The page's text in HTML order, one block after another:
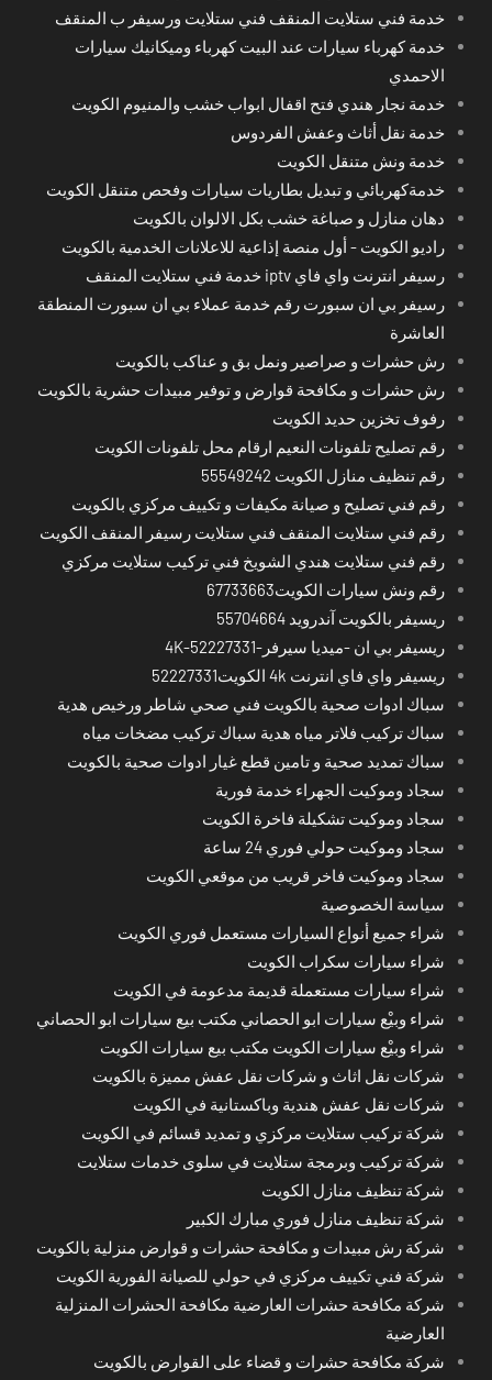
خدمة فني ستلايت المنقف فني ستلايت ورسيفر ب المنقف
خدمة كهرباء سيارات عند البيت كهرباء وميكانيك سيارات
الاحمدي
خدمة نجار هندي فتح اقفال ابواب خشب والمنيوم الكويت
خدمة نقل أثاث وعفش الفردوس
خدمة ونش متنقل الكويت
خدمةكهربائي و تبديل بطاريات سيارات وفحص متنقل الكويت
دهان منازل و صباغة خشب بكل الالوان بالكويت
راديو الكويت - أول منصة إذاعية للاعلانات الخدمية بالكويت
رسيفر انترنت واي فاي iptv خدمة فني ستلايت المنقف
رسيفر بي ان سبورت رقم خدمة عملاء بي ان سبورت المنطقة
العاشرة
رش حشرات و صراصير ونمل بق و عناكب بالكويت
رش حشرات و مكافحة قوارض و توفير مبيدات حشرية بالكويت
رفوف تخزين حديد الكويت
رقم تصليح تلفونات النعيم ارقام محل تلفونات الكويت
رقم تنظيف منازل الكويت 55549242
رقم فني تصليح و صيانة مكيفات و تكييف مركزي بالكويت
رقم فني ستلايت المنقف فني ستلايت رسيفر المنقف الكويت
رقم فني ستلايت هندي الشويخ فني تركيب ستلايت مركزي
رقم ونش سيارات الكويت67733663
ريسيفر بالكويت آندرويد 55704664
ريسيفر بي ان -ميديا سيرفر-4K-52227331
ريسيفر واي فاي انترنت 4k الكويت52227331
سباك ادوات صحية بالكويت فني صحي شاطر ورخيص هدية
سباك تركيب فلاتر مياه هدية سباك تركيب مضخات مياه
سباك تمديد صحية و تامين قطع غيار ادوات صحية بالكويت
سجاد وموكيت الجهراء خدمة فورية
سجاد وموكيت تشكيلة فاخرة الكويت
سجاد وموكيت حولي فوري 24 ساعة
سجاد وموكيت فاخر قريب من موقعي الكويت
سياسة الخصوصية
شراء جميع أنواع السيارات مستعمل فوري الكويت
شراء سيارات سكراب الكويت
شراء سيارات مستعملة قديمة مدعومة في الكويت
شراء وبيْع سيارات ابو الحصاني مكتب بيع سيارات ابو الحصاني
شراء وبيْع سيارات الكويت مكتب بيع سيارات الكويت
شركات نقل اثاث و شركات نقل عفش مميزة بالكويت
شركات نقل عفش هندية وباكستانية في الكويت
شركة تركيب ستلايت مركزي و تمديد قسائم في الكويت
شركة تركيب وبرمجة ستلايت في سلوى خدمات ستلايت
شركة تنظيف منازل الكويت
شركة تنظيف منازل فوري مبارك الكبير
شركة رش مبيدات و مكافحة حشرات و قوارض منزلية بالكويت
شركة فني تكييف مركزي في حولي للصيانة الفورية الكويت
شركة مكافحة حشرات العارضية مكافحة الحشرات المنزلية
العارضية
شركة مكافحة حشرات و قضاء على القوارض بالكويت